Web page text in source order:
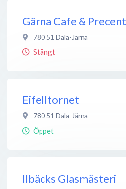
Gärna Cafe & Precent
780 51 Dala-Järna
Stängt
Eifelltornet
780 51 Dala-Järna
Öppet
Ilbäcks Glasmästeri